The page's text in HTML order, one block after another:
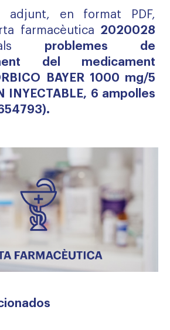
en format PDF,
farmacèutica 2020028
als problemes de
del medicament
BAYER 1000 mg/5
INYECTABLE, 6 ampolles